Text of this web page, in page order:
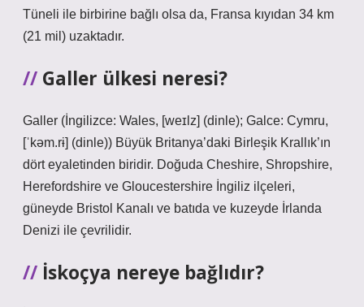
Tüneli ile birbirine bağlı olsa da, Fransa kıyıdan 34 km
(21 mil) uzaktadır.
Galler ülkesi neresi?
Galler (İngilizce: Wales, [weɪlz] (dinle); Galce: Cymru,
[ˈkəm.rɨ] (dinle)) Büyük Britanya’daki Birleşik Krallık’ın
dört eyaletinden biridir. Doğuda Cheshire, Shropshire,
Herefordshire ve Gloucestershire İngiliz ilçeleri,
güneyde Bristol Kanalı ve batıda ve kuzeyde İrlanda
Denizi ile çevrilidir.
İskoçya nereye bağlıdır?